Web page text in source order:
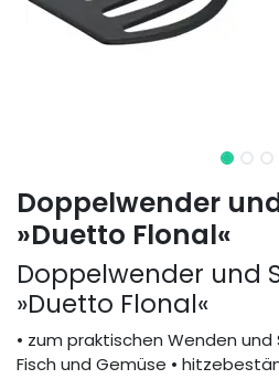
Doppelwender
»Duetto Flonal«
Doppelwender und
»Duetto Flonal«
• zum praktischen Wenden und
Fisch und Gemüse •